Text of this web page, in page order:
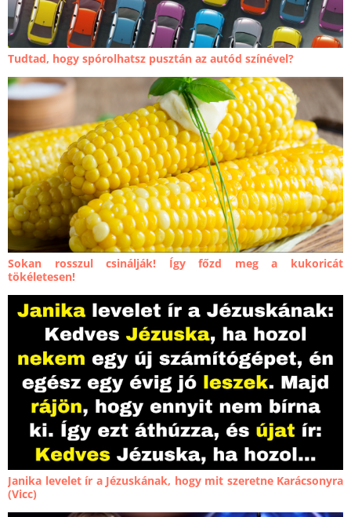
Tudtad, hogy spórolhatsz pusztán az autód színével?
Sokan rosszul csinálják! Így főzd meg a kukoricát
tökéletesen!
Janika levelet ír a Jézuskának, hogy mit szeretne Karácsonyra
(Vicc)